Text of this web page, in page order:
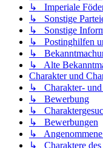
↳ Imperiale
↳ Sonstige
↳ Sonstige
↳ Postinghilfen
↳
↳ Alte
Charakter und
↳ Charakter- und
↳ Bewerbung
↳
↳ Bewerbungen
↳ Angenommene
↳ Charaktere des